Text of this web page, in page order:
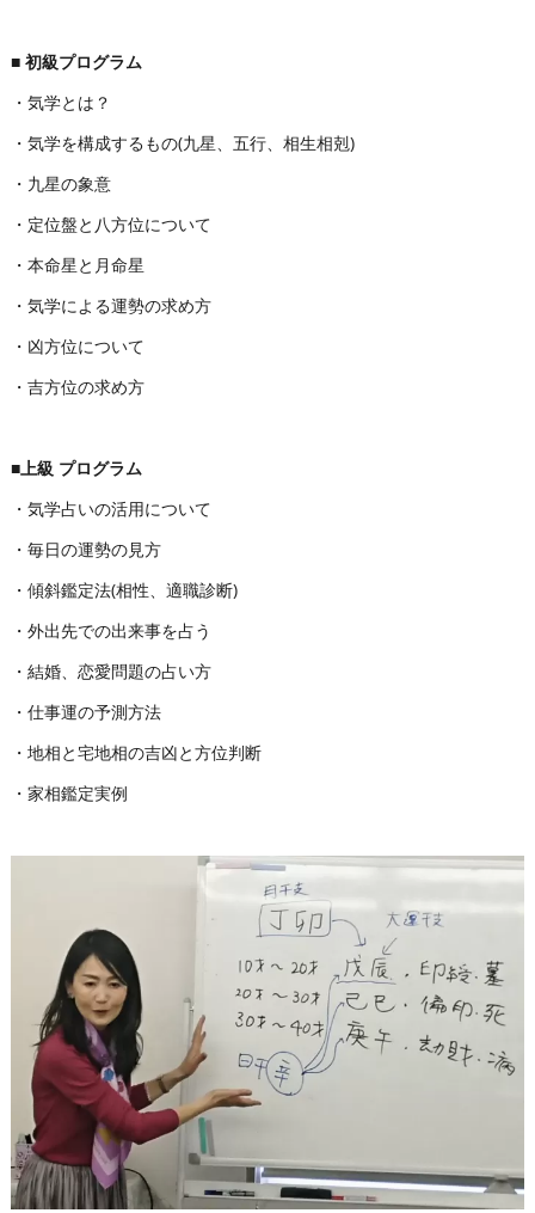
■ 初級プログラム
・気学とは？
・気学を構成するもの(九星、五行、相生相剋)
・九星の象意
・定位盤と八方位について
・本命星と月命星
・気学による運勢の求め方
・凶方位について
・吉方位の求め方
■上級 プログラム
・気学占いの活用について
・毎日の運勢の見方
・傾斜鑑定法(相性、適職診断)
・外出先での出来事を占う
・結婚、恋愛問題の占い方
・仕事運の予測方法
・地相と宅地相の吉凶と方位判断
・家相鑑定実例